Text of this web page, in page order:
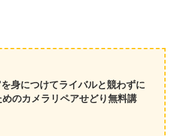
身につけてライバルと競わずに
めのカメラリペアせどり無料講